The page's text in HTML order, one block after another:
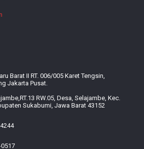
Barat II RT. 006/005 Karet Tengsin,
Jakarta Pusat.
RW.05, Desa, Selajambe, Kec.
Sukabumi, Jawa Barat 43152